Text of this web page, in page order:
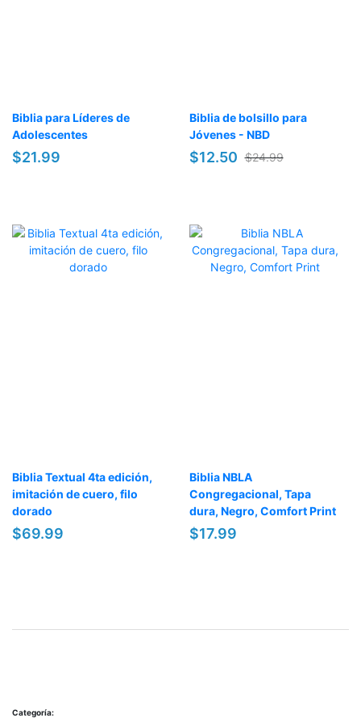
Biblia para Líderes de
Adolescentes
$21.99
Biblia de bolsillo para
Jóvenes - NBD
$12.50 $24.99
Biblia Textual 4ta edición,
imitación de cuero, filo
dorado
$69.99
Biblia NBLA
Congregacional, Tapa
dura, Negro, Comfort Print
$17.99
Categoría